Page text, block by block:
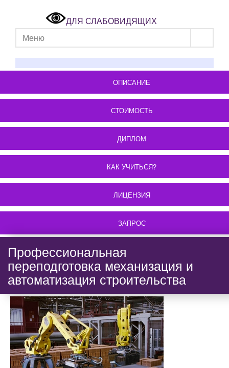
ДЛЯ СЛАБОВИДЯЩИХ
Меню
ОПИСАНИЕ
СТОИМОСТЬ
ДИПЛОМ
КАК УЧИТЬСЯ?
ЛИЦЕНЗИЯ
ЗАПРОС
Профессиональная
переподготовка механизация и
автоматизация строительства